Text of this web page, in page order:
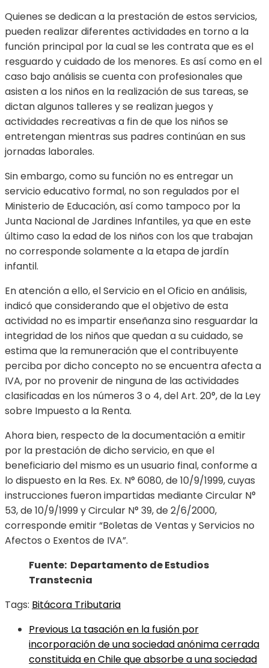
Quienes se dedican a la prestación de estos servicios,
pueden realizar diferentes actividades en torno a la
función principal por la cual se les contrata que es el
resguardo y cuidado de los menores. Es así como en el
caso bajo análisis se cuenta con profesionales que
asisten a los niños en la realización de sus tareas, se
dictan algunos talleres y se realizan juegos y
actividades recreativas a fin de que los niños se
entretengan mientras sus padres continúan en sus
jornadas laborales.
Sin embargo, como su función no es entregar un
servicio educativo formal, no son regulados por el
Ministerio de Educación, así como tampoco por la
Junta Nacional de Jardines Infantiles, ya que en este
último caso la edad de los niños con los que trabajan
no corresponde solamente a la etapa de jardín
infantil.
En atención a ello, el Servicio en el Oficio en análisis,
indicó que considerando que el objetivo de esta
actividad no es impartir enseñanza sino resguardar la
integridad de los niños que quedan a su cuidado, se
estima que la remuneración que el contribuyente
perciba por dicho concepto no se encuentra afecta a
IVA, por no provenir de ninguna de las actividades
clasificadas en los números 3 o 4, del Art. 20°, de la Ley
sobre Impuesto a la Renta.
Ahora bien, respecto de la documentación a emitir
por la prestación de dicho servicio, en que el
beneficiario del mismo es un usuario final, conforme a
lo dispuesto en la Res. Ex. N° 6080, de 10/9/1999, cuyas
instrucciones fueron impartidas mediante Circular N°
53, de 10/9/1999 y Circular N° 39, de 2/6/2000,
corresponde emitir “Boletas de Ventas y Servicios no
Afectos o Exentos de IVA”.
Fuente: Departamento de Estudios
Transtecnia
Tags: Bitácora Tributaria
Previous La tasación en la fusión por
incorporación de una sociedad anónima cerrada
constituida en Chile que absorbe a una sociedad